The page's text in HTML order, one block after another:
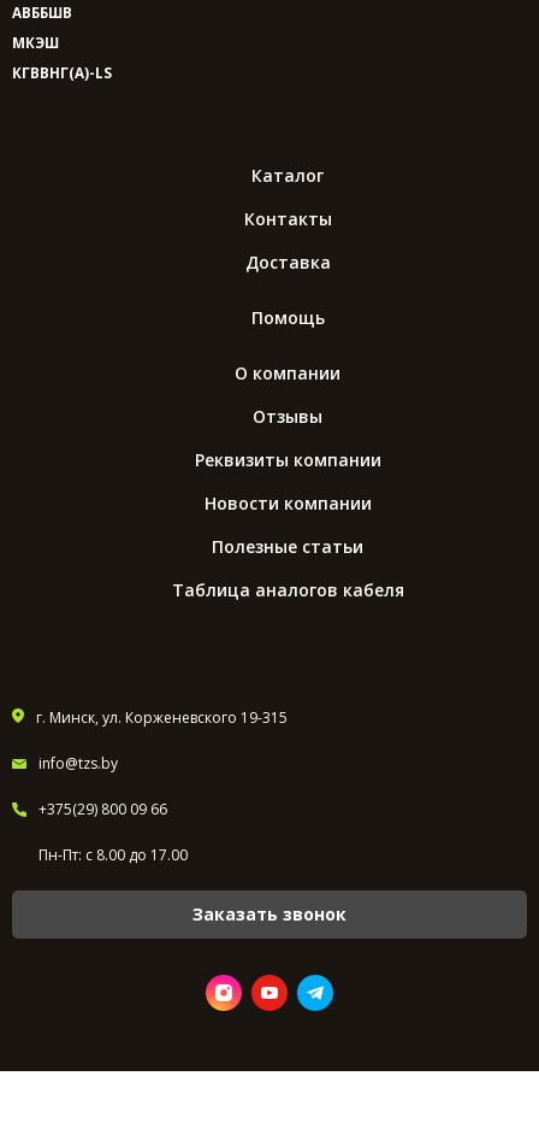
АВББШВ
МКЭШ
КГВВНГ(A)-LS
Каталог
Контакты
Доставка
Помощь
О компании
Отзывы
Реквизиты компании
Новости компании
Полезные статьи
Таблица аналогов кабеля
г. Минск, ул. Корженевского 19-315
info@tzs.by
+375(29) 800 09 66
Пн-Пт: с 8.00 до 17.00
Заказать звонок